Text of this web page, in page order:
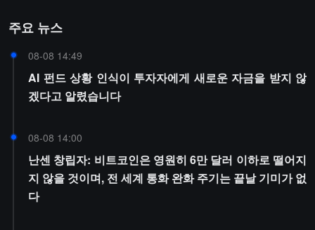
주요 뉴스
08-08 14:49
AI 펀드 상황 인식이 투자자에게 새로운 자금을 받지 않
겠다고 알렸습니다
08-08 14:00
난센 창립자: 비트코인은 영원히 6만 달러 이하로 떨어지
지 않을 것이며, 전 세계 통화 완화 주기는 끝날 기미가 없
다